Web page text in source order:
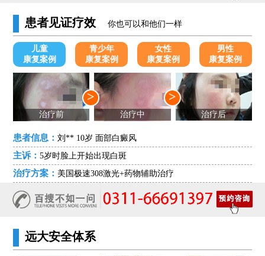
患者见证疗效 你也可以和他们一样
儿童
康复案例
青少年
康复案例
女性
康复案例
男性
康复案例
治疗前
>
治疗中
>
治疗后
患者信息：刘** 10岁 面部白癜风
主诉：5岁时脸上开始出现白斑
治疗方案： 美国极速308激光+药物辅助治疗
远大安全体系